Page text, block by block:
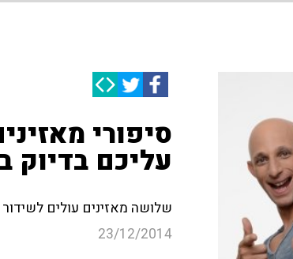
סיפורי
עליכם בדיוק
שלושה מאזינים עולים
23/12/2014